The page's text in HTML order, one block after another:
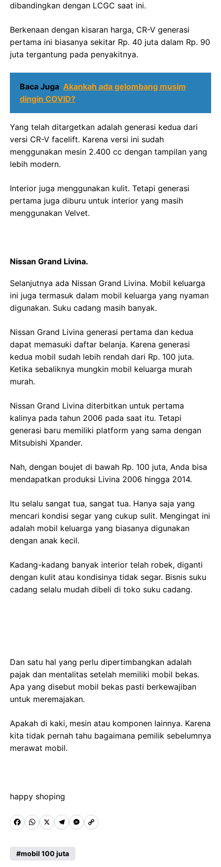
dibandingkan dengan LCGC saat ini.
Berkenaan dengan kisaran harga, CR-V generasi
pertama ini biasanya sekitar Rp. 40 juta dalam Rp. 90
juta tergantung pada penyakitnya.
Baca Juga Akankah ada gelombang musim
dingin COVID?
Yang telah ditargetkan adalah generasi kedua dari
versi CR-V facelift. Karena versi ini sudah
menggunakan mesin 2.400 cc dengan tampilan yang
lebih modern.
Interior juga menggunakan kulit. Tetapi generasi
pertama juga diburu untuk interior yang masih
menggunakan Velvet.
Nissan Grand Livina.
Selanjutnya ada Nissan Grand Livina. Mobil keluarga
ini juga termasuk dalam mobil keluarga yang nyaman
digunakan. Suku cadang masih banyak.
Nissan Grand Livina generasi pertama dan kedua
dapat memasuki daftar belanja. Karena generasi
kedua mobil sudah lebih rendah dari Rp. 100 juta.
Ketika sebaliknya mungkin mobil keluarga murah
murah.
Nissan Grand Livina diterbitkan untuk pertama
kalinya pada tahun 2006 pada saat itu. Tetapi
generasi baru memiliki platform yang sama dengan
Mitsubishi Xpander.
Nah, dengan boujet di bawah Rp. 100 juta, Anda bisa
mendapatkan produksi Livina 2006 hingga 2014.
Itu selalu sangat tua, sangat tua. Hanya saja yang
mencari kondisi segar yang cukup sulit. Mengingat ini
adalah mobil keluarga yang biasanya digunakan
dengan anak kecil.
Kadang-kadang banyak interior telah robek, diganti
dengan kulit atau kondisinya tidak segar. Bisnis suku
cadang selalu mudah dibeli di toko suku cadang.
Dan satu hal yang perlu dipertimbangkan adalah
pajak dan mentalitas setelah memiliki mobil bekas.
Apa yang disebut mobil bekas pasti berkewajiban
untuk meremajakan.
Apakah di kaki, mesin atau komponen lainnya. Karena
kita tidak pernah tahu bagaimana pemilik sebelumnya
merawat mobil.
happy shoping
F
c
W
a
X T
l
M
s
C
mobil 100 juta